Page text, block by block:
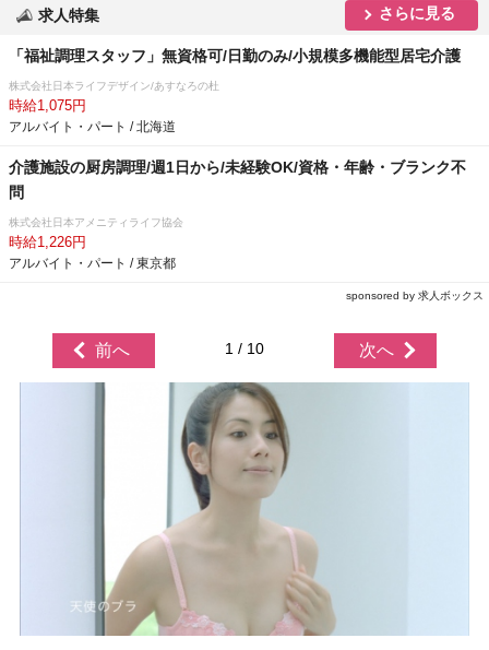
求人特集 さらに見る
「福祉調理スタッフ」無資格可/日勤のみ/小規模多機能型居宅介護
株式会社日本ライフデザイン/あすなろの杜
時給1,075円
アルバイト・パート / 北海道
介護施設の厨房調理/週1日から/未経験OK/資格・年齢・ブランク不
問
株式会社日本アメニティライフ協会
時給1,226円
アルバイト・パート / 東京都
sponsored by 求人ボックス
前へ 1 / 10 次へ